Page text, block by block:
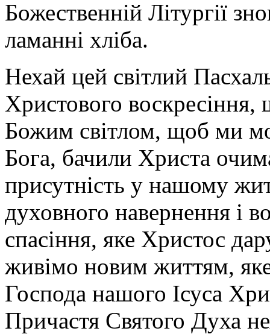
Божественній Літургії
ламанні хліба.
Нехай цей світлий
Христового
Божим світлом, щоб ми
Бога, бачили Христа
присутність у нашому
духовного навернення і
спасіння, яке Христос
живімо новим життям,
Господа нашого Ісуса
Причастя Святого Духа